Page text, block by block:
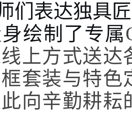
们表达独具
绘制了专属
上方式送
套装与特
向辛勤耕耘